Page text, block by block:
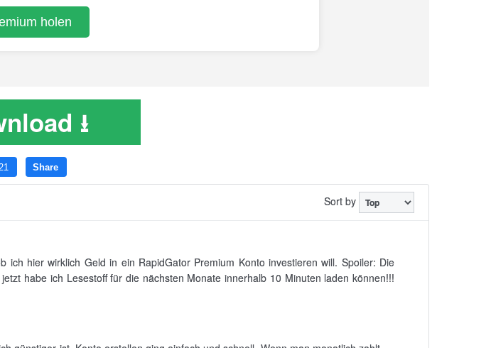
⭳
Sort by
hier wirklich Geld in ein RapidGator Premium Konto investieren will. Spoiler: Die
habe ich Lesestoff für die nächsten Monate innerhalb 10 Minuten laden können!!!